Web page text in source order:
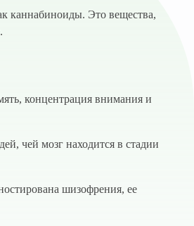
каннабиноиды. Это вещества,
концентрация внимания и
чей мозг находится в стадии
шизофрения, ее